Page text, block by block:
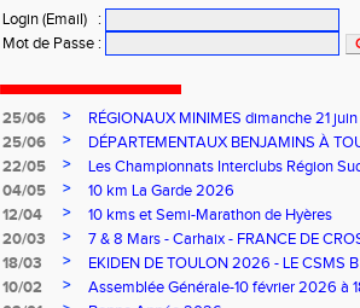
Login (Email)
:
Mot de Passe :
25/06 >
RÉGIONAUX MINIMES dimanche 21
25/06
>
DÉPARTEMENTAUX BENJAMINS À
22/05
>
Les Championnats Interclubs Région
04/05
>
10 km La Garde 2026
12/04
>
10 kms et Semi-Marathon de Hyères
20/03
>
7 & 8 Mars - Carhaix - FRANCE DE
18/03
>
EKIDEN DE TOULON 2026 - LE CSMS
10/02
>
Assemblée Générale-10 février 2026 à